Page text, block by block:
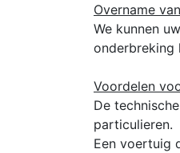
Overname
We kunnen
onderbreking
Voordelen
De
particulieren.
Een voertuig